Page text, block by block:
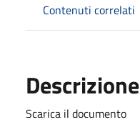
Contenuti correlati
Descrizione
Scarica il documento